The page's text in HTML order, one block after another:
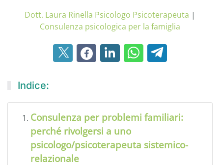
Dott. Laura Rinella Psicologo Psicoterapeuta |
Consulenza psicologica per la famiglia
Indice:
Consulenza per problemi familiari:
perché rivolgersi a uno
psicologo/psicoterapeuta sistemico-
relazionale